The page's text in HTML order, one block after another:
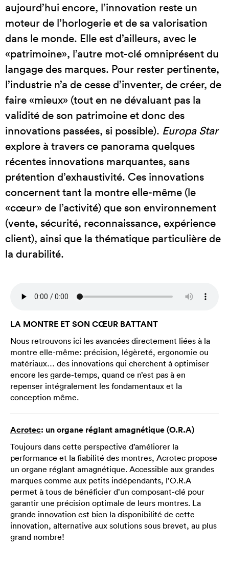
aujourd’hui encore, l’innovation reste un
moteur de l’horlogerie et de sa valorisation
dans le monde. Elle est d’ailleurs, avec le
«patrimoine», l’autre mot-clé omniprésent du
langage des marques. Pour rester pertinente,
l’industrie n’a de cesse d’inventer, de créer, de
faire «mieux» (tout en ne dévaluant pas la
validité de son patrimoine et donc des
innovations passées, si possible). Europa Star
explore à travers ce panorama quelques
récentes innovations marquantes, sans
prétention d’exhaustivité. Ces innovations
concernent tant la montre elle-même (le
«cœur» de l’activité) que son environnement
(vente, sécurité, reconnaissance, expérience
client), ainsi que la thématique particulière de
la durabilité.
LA MONTRE ET SON CŒUR BATTANT
Nous retrouvons ici les avancées directement liées à la
montre elle-même: précision, légèreté, ergonomie ou
matériaux… des innovations qui cherchent à optimiser
encore les garde-temps, quand ce n’est pas à en
repenser intégralement les fondamentaux et la
conception même.
Acrotec: un organe réglant amagnétique (O.R.A)
Toujours dans cette perspective d’améliorer la
performance et la fiabilité des montres, Acrotec propose
un organe réglant amagnétique. Accessible aux grandes
marques comme aux petits indépendants, l’O.R.A
permet à tous de bénéficier d’un composant-clé pour
garantir une précision optimale de leurs montres. La
grande innovation est bien la disponibilité de cette
innovation, alternative aux solutions sous brevet, au plus
grand nombre!